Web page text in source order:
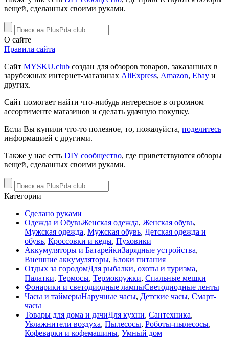
вещей, сделанных своими руками.
О сайте
Правила сайта
Сайт MYSKU.club cоздан для обзоров товаров, заказанных в
зарубежных интернет-магазинах AliExpress, Amazon, Ebay и
других.
Сайт помогает найти что-нибудь интересное в огромном
ассортименте магазинов и сделать удачную покупку.
Если Вы купили что-то полезное, то, пожалуйста, поделитесь
информацией с другими.
Также у нас есть DIY сообщество, где приветствуются обзоры
вещей, сделанных своими руками.
Категории
Сделано руками
Одежда и ОбувьЖенская одежда, Женская обувь,
Мужская одежда, Мужская обувь, Детская одежда и
обувь, Кроссовки и кеды, Пуховики
Аккумуляторы и БатарейкиЗарядные устройства,
Внешние аккумуляторы, Блоки питания
Отдых за городомДля рыбалки, охоты и туризма,
Палатки, Термосы, Термокружки, Спальные мешки
Фонарики и светодиодные лампыСветодиодные ленты
Часы и таймерыНаручные часы, Детские часы, Смарт-
часы
Товары для дома и дачиДля кухни, Сантехника,
Увлажнители воздуха, Пылесосы, Роботы-пылесосы,
Кофеварки и кофемашины, Умный дом